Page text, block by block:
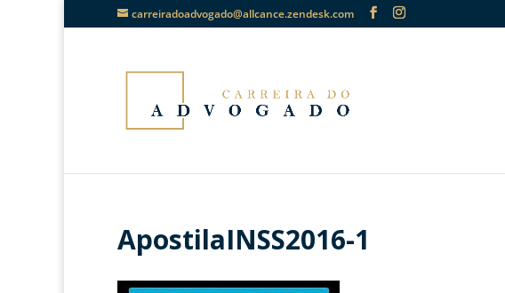
carreiradoadvogado@allcance.zendesk.com
ApostilaINSS2016-1